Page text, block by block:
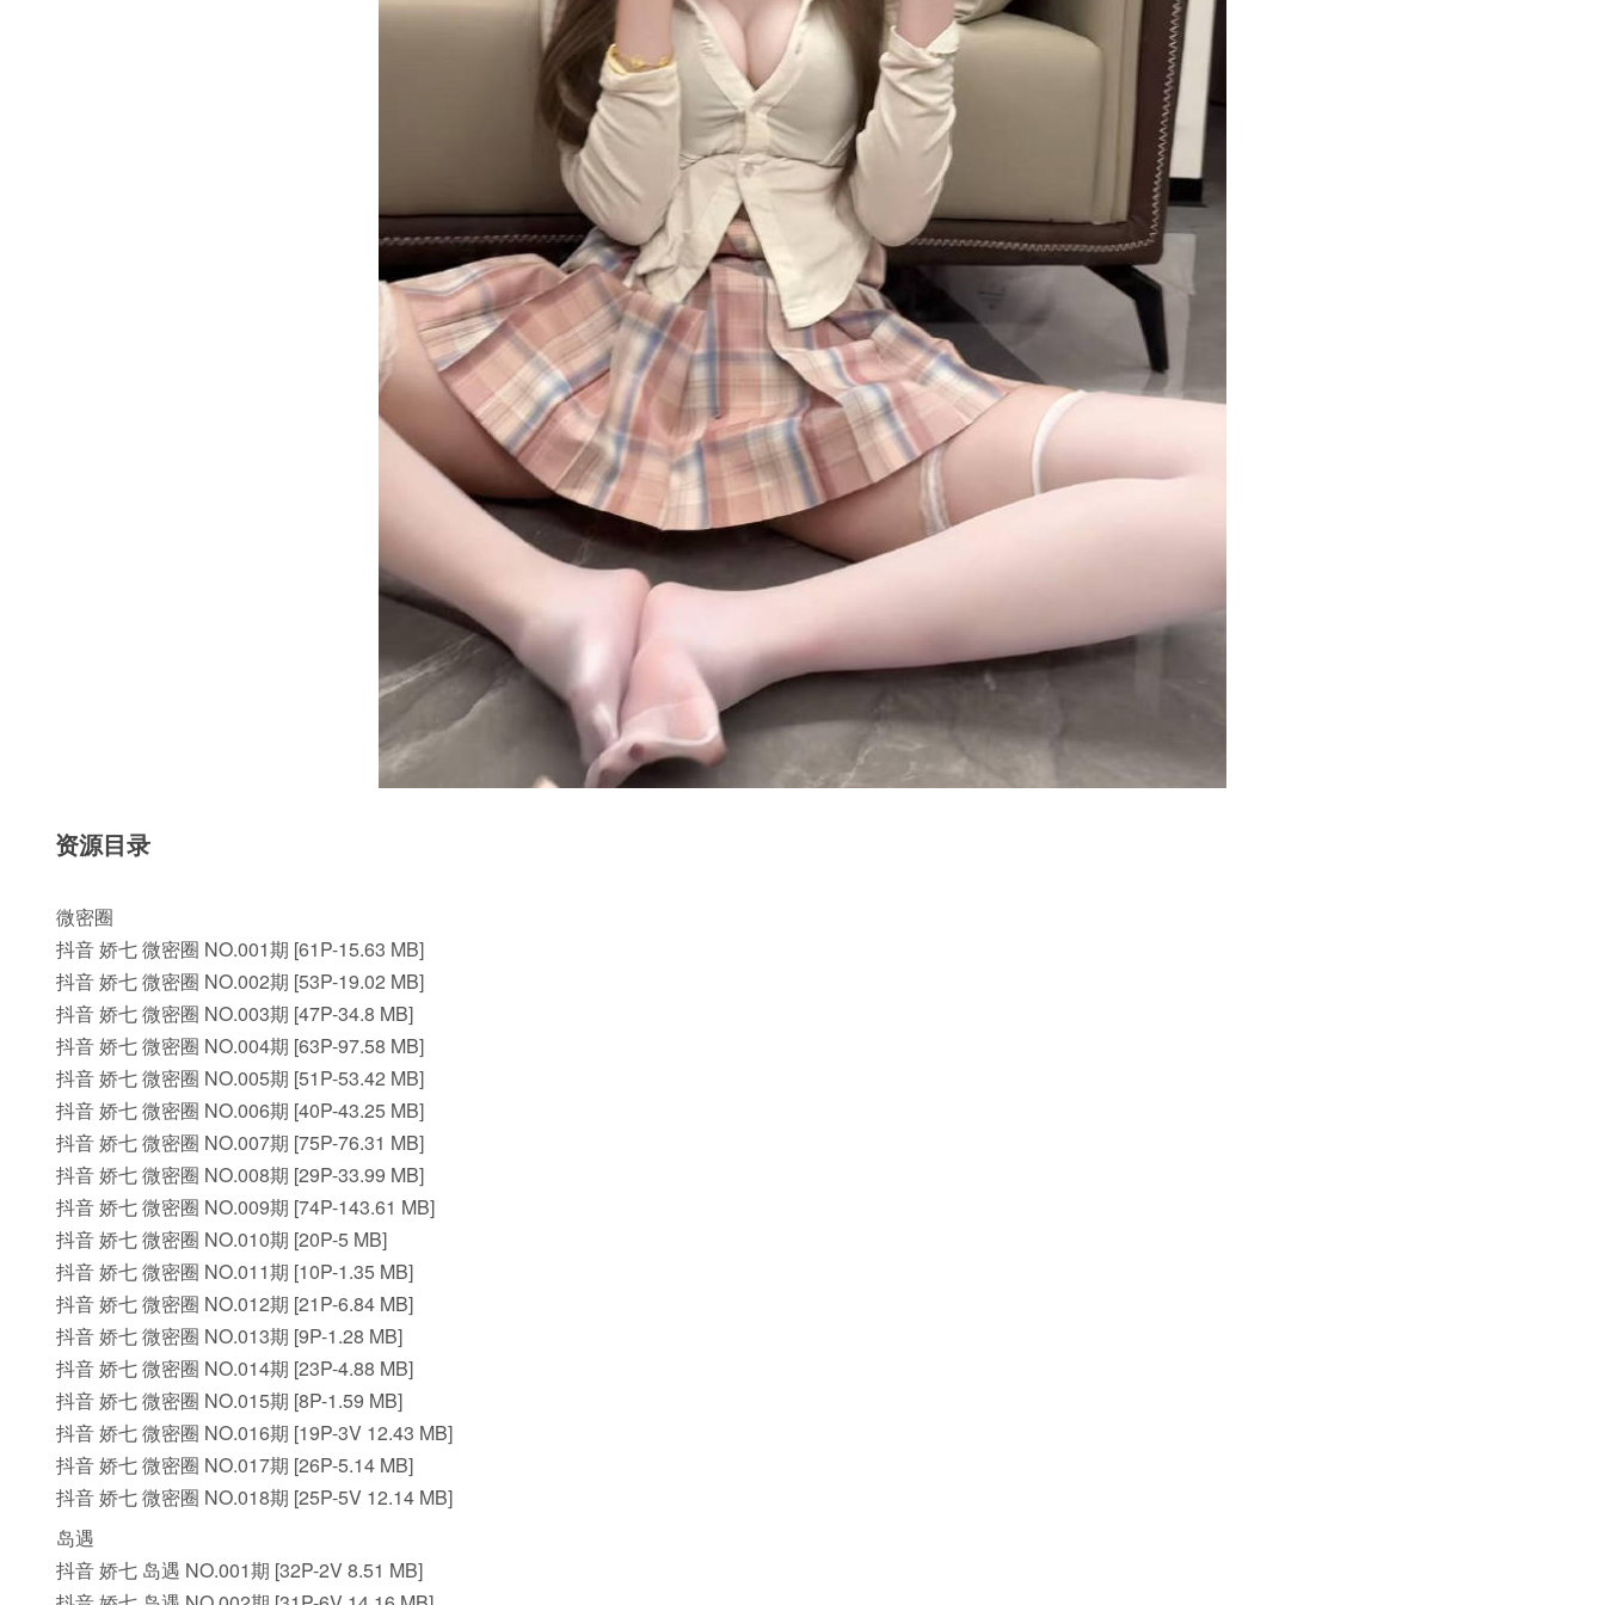
资源目录
微密圈
抖音 娇七 微密圈 NO.001期 [61P-15.63 MB]
抖音 娇七 微密圈 NO.002期 [53P-19.02 MB]
抖音 娇七 微密圈 NO.003期 [47P-34.8 MB]
抖音 娇七 微密圈 NO.004期 [63P-97.58 MB]
抖音 娇七 微密圈 NO.005期 [51P-53.42 MB]
抖音 娇七 微密圈 NO.006期 [40P-43.25 MB]
抖音 娇七 微密圈 NO.007期 [75P-76.31 MB]
抖音 娇七 微密圈 NO.008期 [29P-33.99 MB]
抖音 娇七 微密圈 NO.009期 [74P-143.61 MB]
抖音 娇七 微密圈 NO.010期 [20P-5 MB]
抖音 娇七 微密圈 NO.011期 [10P-1.35 MB]
抖音 娇七 微密圈 NO.012期 [21P-6.84 MB]
抖音 娇七 微密圈 NO.013期 [9P-1.28 MB]
抖音 娇七 微密圈 NO.014期 [23P-4.88 MB]
抖音 娇七 微密圈 NO.015期 [8P-1.59 MB]
抖音 娇七 微密圈 NO.016期 [19P-3V 12.43 MB]
抖音 娇七 微密圈 NO.017期 [26P-5.14 MB]
抖音 娇七 微密圈 NO.018期 [25P-5V 12.14 MB]
岛遇
抖音 娇七 岛遇 NO.001期 [32P-2V 8.51 MB]